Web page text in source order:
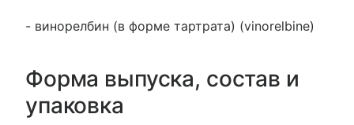
- винорелбин (в форме тартрата) (vinorelbine)
Форма выпуска, состав и
упаковка